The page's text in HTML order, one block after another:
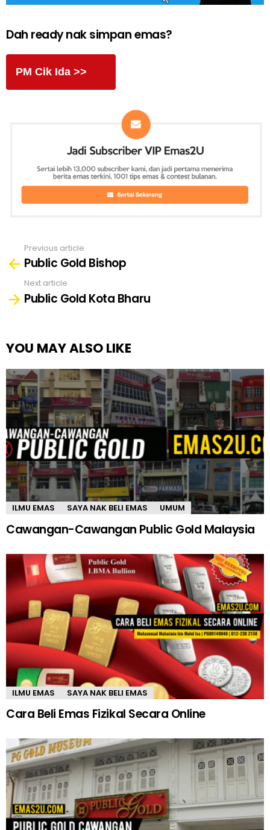
Dah ready nak simpan emas?
PM Cik Ida >>
more
Previous article
Public Gold Bishop
Next article
Public Gold Kota Bharu
YOU MAY ALSO LIKE
ILMU EMAS SAYA NAK BELI EMAS UMUM
Cawangan-Cawangan Public Gold Malaysia
ILMU EMAS SAYA NAK BELI EMAS
Cara Beli Emas Fizikal Secara Online